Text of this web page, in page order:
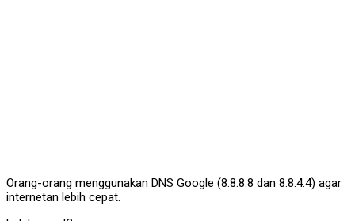
Orang-orang menggunakan DNS Google (8.8.8.8 dan 8.8.4.4) agar
internetan lebih cepat.